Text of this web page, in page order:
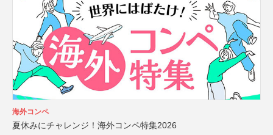
海外コンペ
夏休みにチャレンジ！海外コンペ特集2026